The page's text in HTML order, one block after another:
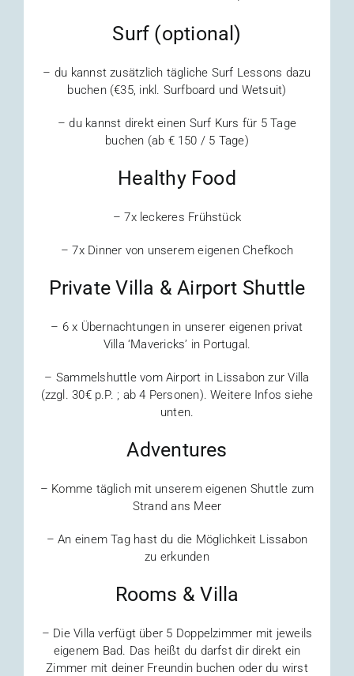
Surf (optional)
– du kannst zusätzlich tägliche Surf Lessons dazu
buchen (€35, inkl. Surfboard und Wetsuit)
– du kannst direkt einen Surf Kurs für 5 Tage
buchen (ab € 150 / 5 Tage)
Healthy Food
– 7x leckeres Frühstück
– 7x Dinner von unserem eigenen Chefkoch
Private Villa & Airport Shuttle
– 6 x Übernachtungen in unserer eigenen privat
Villa ‘Mavericks’ in Portugal.
– Sammelshuttle vom Airport in Lissabon zur Villa
(zzgl. 30€ p.P. ; ab 4 Personen). Weitere Infos siehe
unten.
Adventures
– Komme täglich mit unserem eigenen Shuttle zum
Strand ans Meer
– An einem Tag hast du die Möglichkeit Lissabon
zu erkunden
Rooms & Villa
– Die Villa verfügt über 5 Doppelzimmer mit jeweils
eigenem Bad. Das heißt du darfst dir direkt ein
Zimmer mit deiner Freundin buchen oder du wirst